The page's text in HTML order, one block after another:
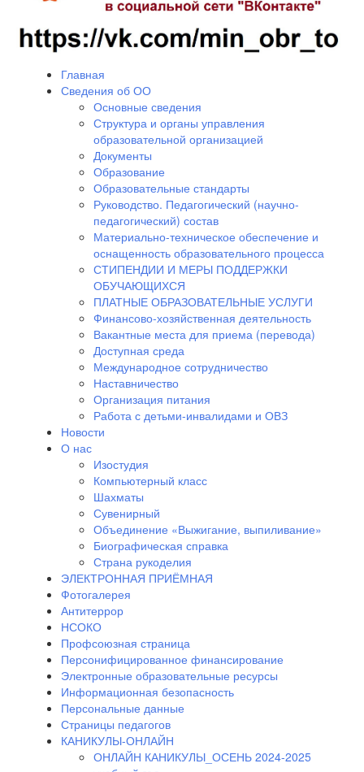
Главная
Сведения об ОО
Основные сведения
Структура и органы управления
образовательной организацией
Документы
Образование
Образовательные стандарты
Руководство. Педагогический (научно-
педагогический) состав
Материально-техническое обеспечение и
оснащенность образовательного процесса
СТИПЕНДИИ И МЕРЫ ПОДДЕРЖКИ
ОБУЧАЮЩИХСЯ
ПЛАТНЫЕ ОБРАЗОВАТЕЛЬНЫЕ УСЛУГИ
Финансово-хозяйственная деятельность
Вакантные места для приема (перевода)
Доступная среда
Международное сотрудничество
Наставничество
Организация питания
Работа с детьми-инвалидами и ОВЗ
Новости
О нас
Изостудия
Компьютерный класс
Шахматы
Сувенирный
Объединение «Выжигание, выпиливание»
Биографическая справка
Страна рукоделия
ЭЛЕКТРОННАЯ ПРИЁМНАЯ
Фотогалерея
Антитеррор
НСОКО
Профсоюзная страница
Персонифицированное финансирование
Электронные образовательные ресурсы
Информационная безопасность
Персональные данные
Страницы педагогов
КАНИКУЛЫ-ОНЛАЙН
ОНЛАЙН КАНИКУЛЫ_ОСЕНЬ 2024-2025